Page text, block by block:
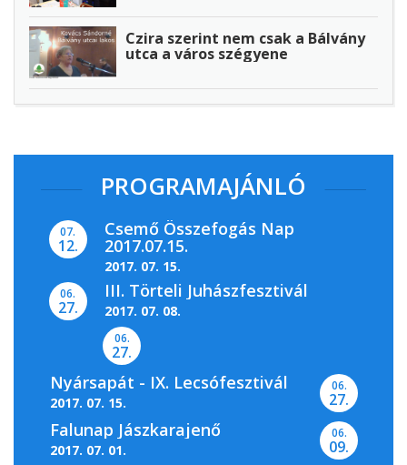
Czira szerint nem csak a Bálvány
utca a város szégyene
PROGRAMAJÁNLÓ
07.
12.
Csemő Összefogás Nap
2017.07.15.
2017. 07. 15.
06.
27.
III. Törteli Juhászfesztivál
2017. 07. 08.
06.
27.
Nyársapát - IX. Lecsófesztivál
2017. 07. 15.
06.
27.
Falunap Jászkarajenő
2017. 07. 01.
06.
09.